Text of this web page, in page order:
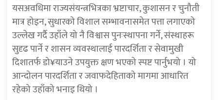
यसअवधिमा राज्यसंयन्त्रभित्रका भ्रष्टाचार, कुशासन र चुनौती
मात्र होइन, सुधारको विशाल सम्भावनासमेत पत्ता लगाएको
उल्लेख गर्दै उहाँले यो नै विश्वास पुनःस्थापना गर्ने, संस्थाहरू
सुदृढ पार्ने र शासन व्यवस्थालाई पारदर्शिता र सेवामुखी
दिशातर्फ डो¥याउने उपयुक्त क्षण भएको स्पष्ट पार्नुभयो । यो
आन्दोलन पारदर्शिता र जवाफदेहिताको मागमा आधारित
रहेको उहाँको भनाइ थियो ।